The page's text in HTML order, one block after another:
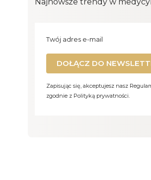
Twój adres e-mail
DOŁĄCZ DO
Zapisując się, akceptujesz nasz
zgodnie z Polityką prywatności.